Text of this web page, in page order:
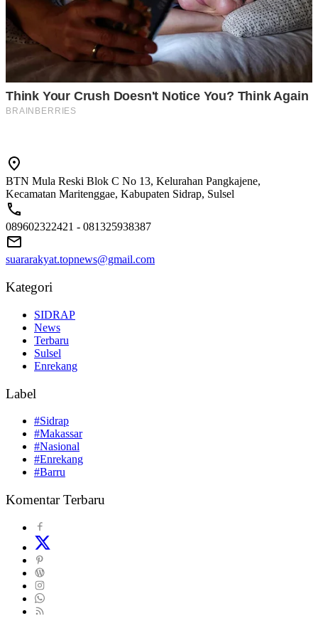
BTN Mula Reski Blok C No 13, Kelurahan Pangkajene,
Kecamatan Maritenggae, Kabupaten Sidrap, Sulsel
089602322421 - 081325938387
suararakyat.topnews@gmail.com
Kategori
SIDRAP
News
Terbaru
Sulsel
Enrekang
Label
#Sidrap
#Makassar
#Nasional
#Enrekang
#Barru
Komentar Terbaru